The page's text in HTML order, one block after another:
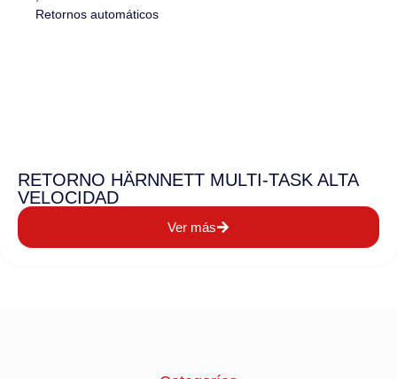
Retornos automáticos
RETORNO HÄRNNETT MULTI-TASK ALTA
VELOCIDAD
Ver más